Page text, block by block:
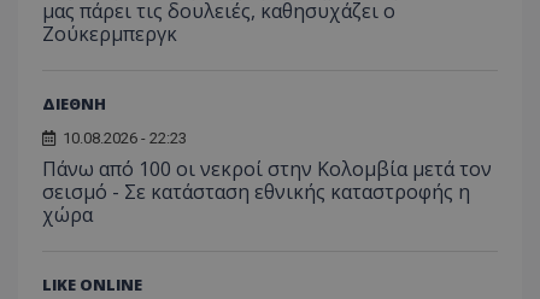
μας πάρει τις δουλειές, καθησυχάζει ο
Ζούκερμπεργκ
ΔΙΕΘΝΗ
10.08.2026 - 22:23
Πάνω από 100 οι νεκροί στην Κολομβία μετά τον
σεισμό - Σε κατάσταση εθνικής καταστροφής η
χώρα
LIKE ONLINE